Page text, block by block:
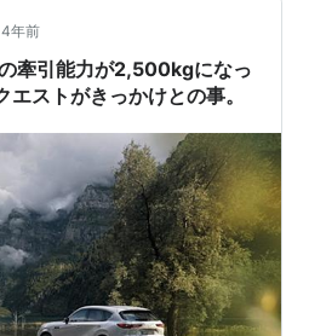
4年前
牽引能力が2,500kgになっ
ストがきっかけとの事。